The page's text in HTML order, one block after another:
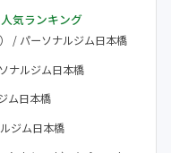
気ランキング
/ パーソナルジム日本橋
ナルジム日本橋
ム日本橋
ジム日本橋